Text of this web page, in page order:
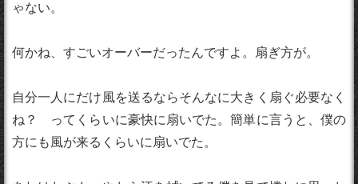
ゃない。
何かね、すごいオーバーだったんですよ。扇ぎ方が。
自分一人にだけ風を送るならそんなに大きく扇ぐ必要なく
ね？ ってくらいに豪快に扇いでた。簡単に言うと、僕の
方にも風が来るくらいに扇いでた。